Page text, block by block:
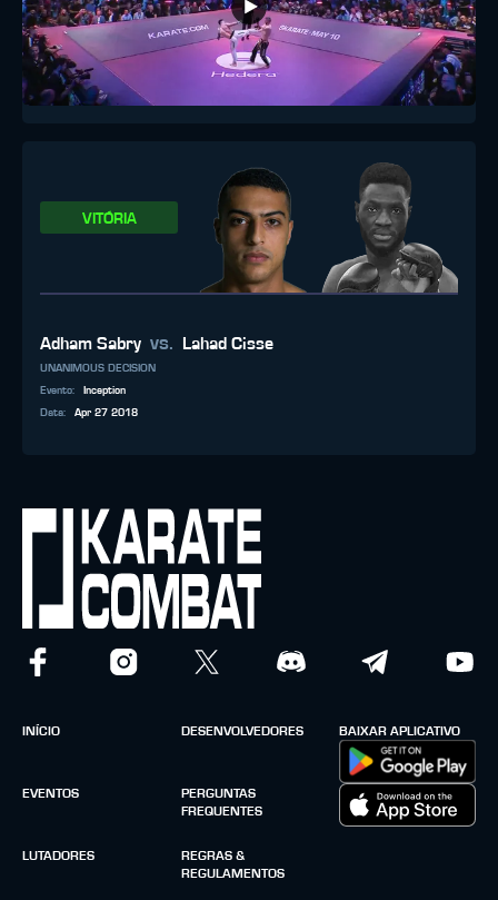
VITÓRIA
Adham Sabry vs. Lahad Cisse
UNANIMOUS DECISION
Evento:
Inception
Data: Apr 27 2018
INÍCIO
EVENTOS
LUTADORES
DESENVOLVEDORES
PERGUNTAS
FREQUENTES
REGRAS &
REGULAMENTOS
BAIXAR APLICATIVO